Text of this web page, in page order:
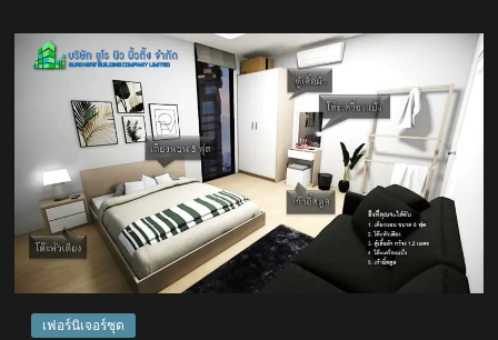
เฟอร์นิเจอร์ชุด